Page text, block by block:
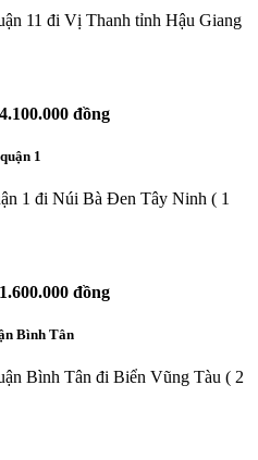
11 đi Vị Thanh tỉnh Hậu Giang
4.100.000 đồng
1
1 đi Núi Bà Đen Tây Ninh ( 1
1.600.000 đồng
Bình Tân
Bình Tân đi Biển Vũng Tàu ( 2